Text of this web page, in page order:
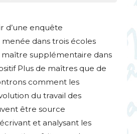
d’une enquête
dans trois écoles
maître supplémentaire dans
Plus de maîtres que de
comment les
du travail des
être source
et analysant les